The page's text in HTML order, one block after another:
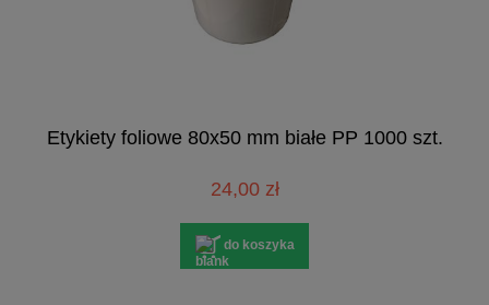
Etykiety foliowe 80x50 mm białe PP 1000 szt.
24,00 zł
do koszyka